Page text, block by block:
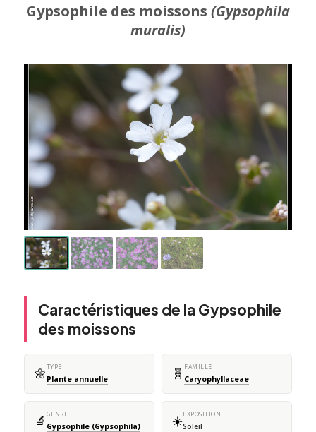
Gypsophile des moissons (Gypsophila
muralis)
Caractéristiques de la Gypsophile
des moissons
🌼TYPE
Plante annuelle 🧬 FAMILLE
Caryophyllaceae
🔬 GENRE
Gypsophile (Gypsophila) ☀️EXPOSITION
Soleil